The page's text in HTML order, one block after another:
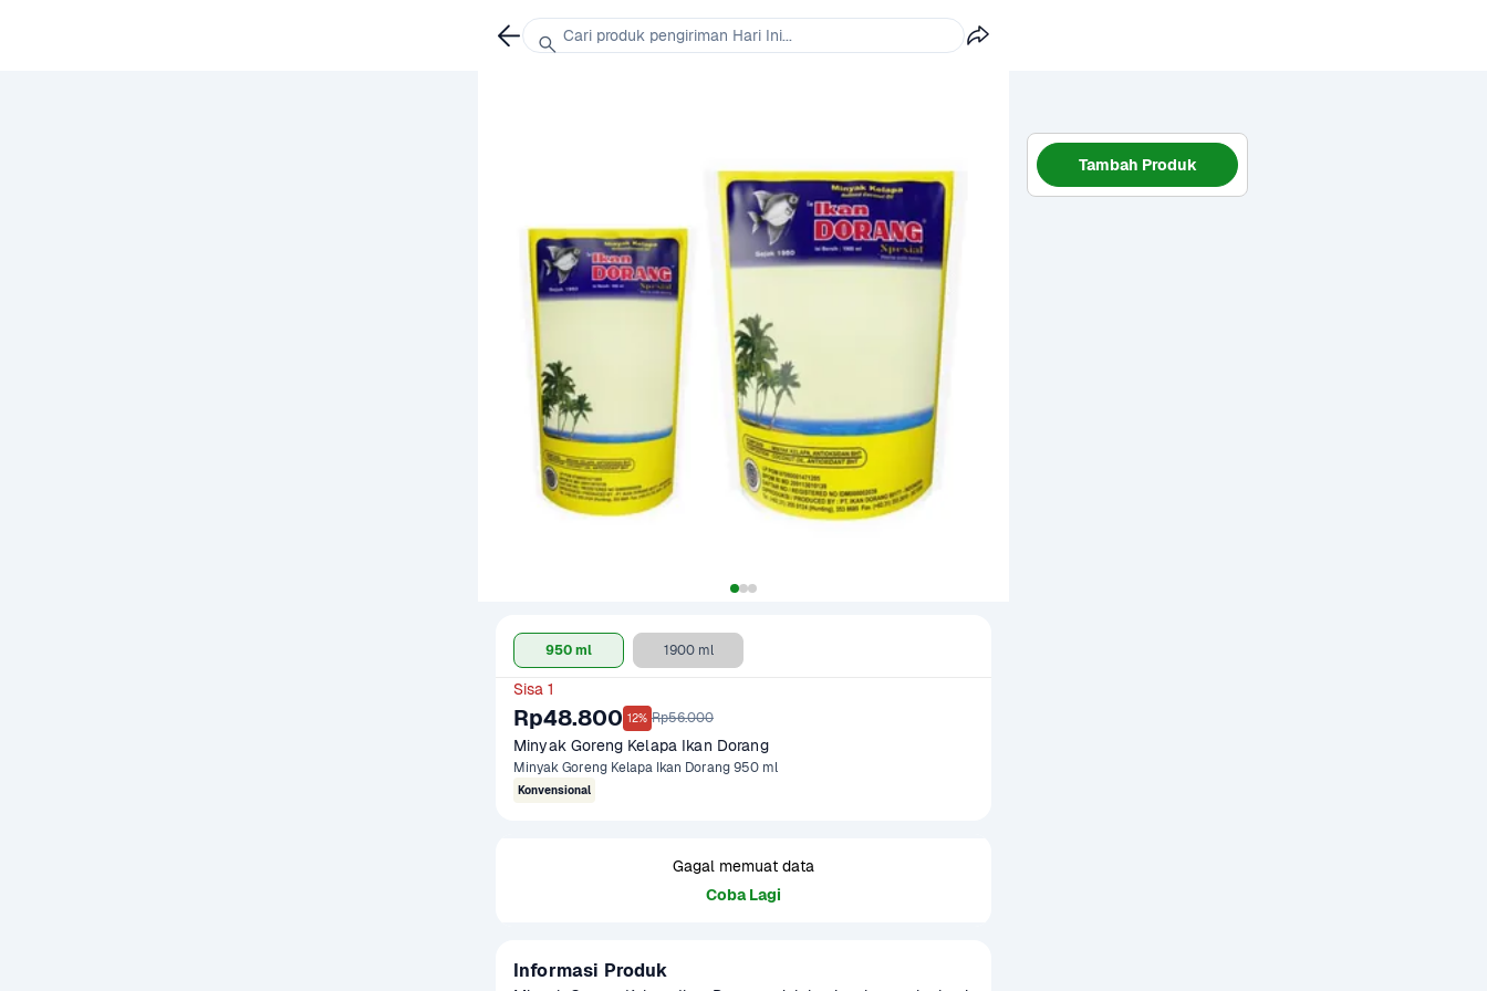
950 ml 1900 ml
Sisa 1
Rp48.800 12% Rp56.000
Minyak Goreng Kelapa Ikan Dorang
Minyak Goreng Kelapa Ikan Dorang 950 ml
Konvensional
Gagal memuat data
Coba Lagi
Informasi Produk
Tambah Produk
Cari produk pengiriman Hari Ini...